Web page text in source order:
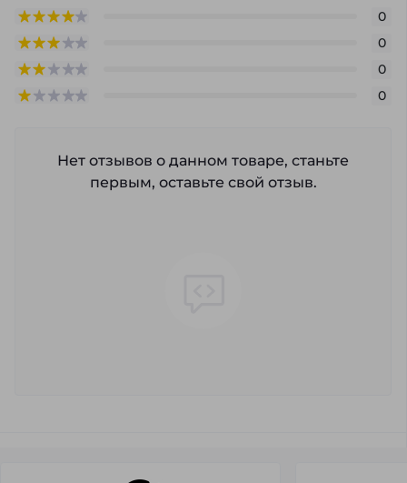
0
0
0
0
Нет отзывов о данном товаре, станьте
первым, оставьте свой отзыв.